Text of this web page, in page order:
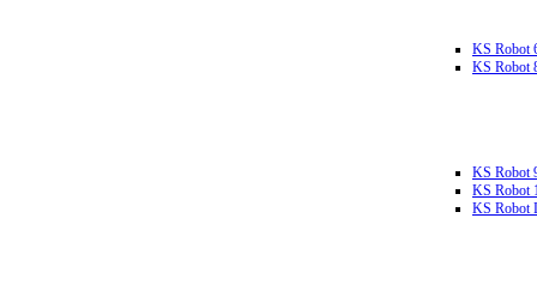
KS Robot
KS Robot
KS Robot
KS Robot
KS Robot